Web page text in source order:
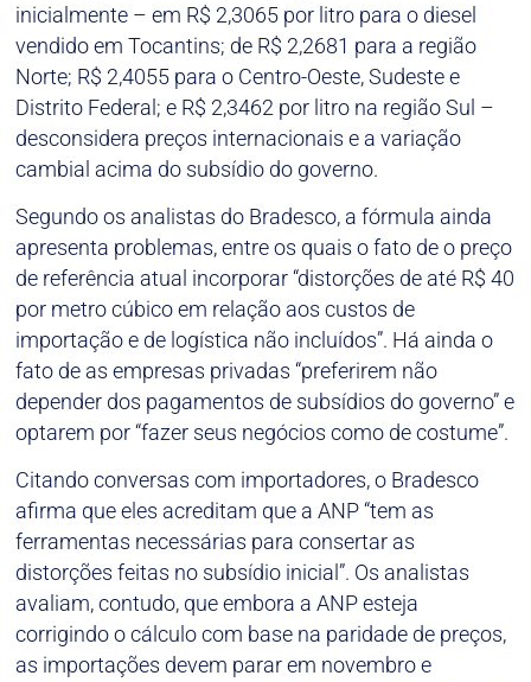
inicialmente – em R$ 2,3065 por litro para o diesel
vendido em Tocantins; de R$ 2,2681 para a região
Norte; R$ 2,4055 para o Centro-Oeste, Sudeste e
Distrito Federal; e R$ 2,3462 por litro na região Sul –
desconsidera preços internacionais e a variação
cambial acima do subsídio do governo.
Segundo os analistas do Bradesco, a fórmula ainda
apresenta problemas, entre os quais o fato de o preço
de referência atual incorporar “distorções de até R$ 40
por metro cúbico em relação aos custos de
importação e de logística não incluídos”. Há ainda o
fato de as empresas privadas “preferirem não
depender dos pagamentos de subsídios do governo” e
optarem por “fazer seus negócios como de costume”.
Citando conversas com importadores, o Bradesco
afirma que eles acreditam que a ANP “tem as
ferramentas necessárias para consertar as
distorções feitas no subsídio inicial”. Os analistas
avaliam, contudo, que embora a ANP esteja
corrigindo o cálculo com base na paridade de preços,
as importações devem parar em novembro e